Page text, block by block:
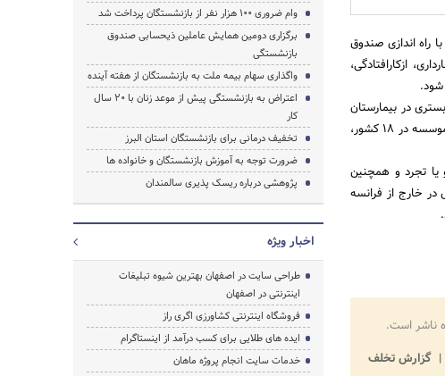
راه اندازی صندوق
ازکارافتادگی،
در بیمارستان
ها، اقدام به عقد قرارداد با موسسات درمانی خارج از این کشور کرده است که شبکه ای متشکل از 44 موسسه در 18 کشور،
یا تجرد و همچنین
در خارج از فرانسه
ناشر است.
گزارش تخلف
وام ضروری ۱۰۰ هزار نفر از بازنشستگان پرداخت شد
برگزاری دومین همایش عاملین ذیحسابی صندوق
بازنشستگی
واگذاری سهام بیمه ملت به بازنشستگان از هفته آینده
اعتراض به بازنشستگی پیش از موعد زنان با ۲۰ سال
کار
تخفیف درمانی برای بازنشستگان استان البرز
ضرورت توجه به آموزش بازنشستگان و خانواده ها
پژوهشی درباره ریسک پذیری سالمندان
اخبار ویژه
طراحی سایت در اصفهان بهترین شیوه تبلیغات
اینترنتی در اصفهان
فروشگاه اینترنتی کشاورزی اگری راز
ایده های طلایی برای کسب درآمد از اینستاگرام
خدمات سایت انجام پروژه ماهان